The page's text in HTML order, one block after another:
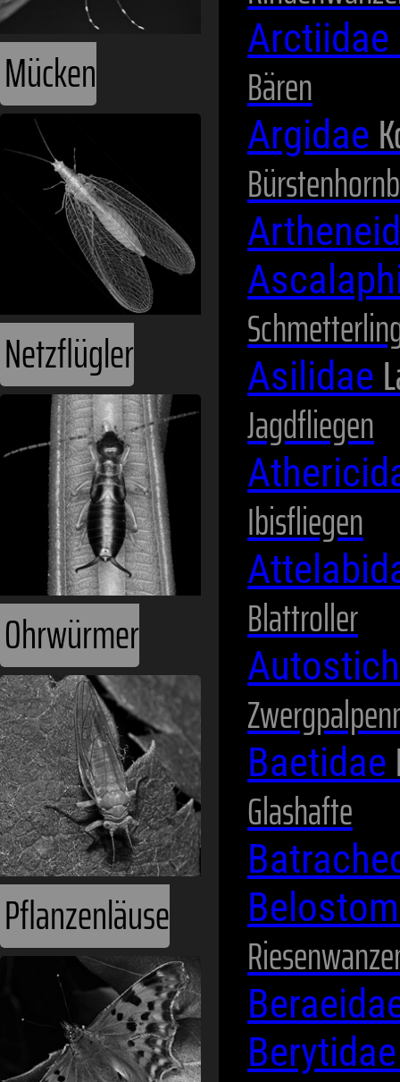
Netzflügler
Ohrwürmer
Pflanzenläuse
Schmetterlinge
Arctiidae
Bären
Argidae
Asilidae
Jagdfliegen
Ibisfliegen
Blattroller
Baetidae
Glashafte